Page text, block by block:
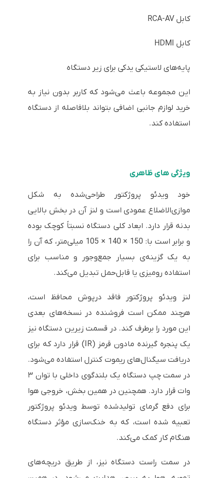
کابل RCA-AV
کابل HDMI
پایه‌های لاستیکی یدکی برای زیر دستگاه
این مجموعه باعث می‌شود که کاربر بدون نیاز به
خرید لوازم جانبی اضافی بتواند بلافاصله از دستگاه
استفاده کند.
ویژگی های ظاهری
خود ویدئو پروژکتور طراحی‌شده به شکل
موازی‌الاضلاع عمودی است و لنز آن در بخش بالایی
بدنه قرار دارد. ابعاد کلی دستگاه نسبتاً کوچک بوده
و برابر است با: 150 × 140 × 105 میلی‌متر، که آن را
به یک گزینه‌ی بسیار جمع‌وجور و مناسب برای
استفاده رومیزی یا قابل‌حمل تبدیل می‌کند.
لنز ویدئو پروژکتور فاقد درپوش محافظ است،
هرچند ممکن است فروشنده در نسخه‌های بعدی
این مورد را برطرف کند. در قسمت زیرین دستگاه نیز
یک پنجره گیرنده مادون قرمز (IR) قرار دارد که برای
دریافت سیگنال‌های ریموت کنترل استفاده می‌شود.
در سمت چپ دستگاه یک بلندگوی داخلی با توان ۳
وات قرار دارد. همچنین در همین بخش، خروجی هوا
برای دفع گرمای تولیدشده توسط ویدئو پروژکتور
تعبیه شده است، که به خنک‌سازی مؤثر دستگاه
هنگام کار کمک می‌کند.
در سمت راست دستگاه نیز، از طریق دریچه‌های